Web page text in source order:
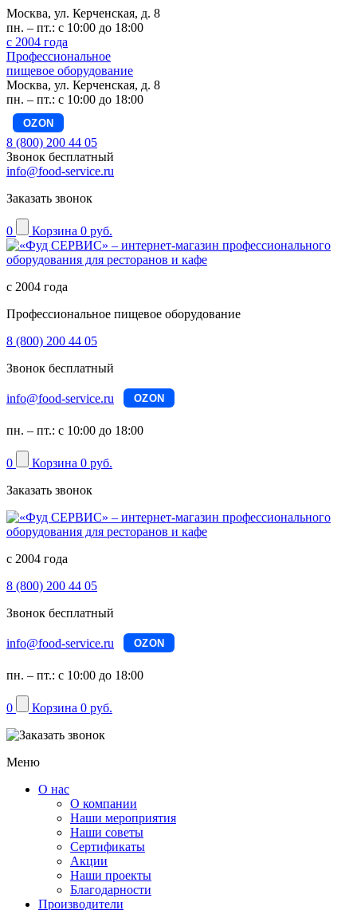
Москва, ул. Керченская, д. 8
пн. – пт.: с 10:00 до 18:00
с 2004 года
Профессиональное
пищевое оборудование
Москва, ул. Керченская, д. 8
пн. – пт.: с 10:00 до 18:00
OZON
8 (800) 200 44 05
Звонок бесплатный
info@food-service.ru
Заказать звонок
0 Корзина 0 руб.
с 2004 года
Профессиональное пищевое оборудование
8 (800) 200 44 05
Звонок бесплатный
info@food-service.ru OZON
пн. – пт.: с 10:00 до 18:00
0 Корзина 0 руб.
Заказать звонок
с 2004 года
8 (800) 200 44 05
Звонок бесплатный
info@food-service.ru OZON
пн. – пт.: с 10:00 до 18:00
0 Корзина 0 руб.
Меню
О нас
О компании
Наши мероприятия
Наши советы
Сертификаты
Акции
Наши проекты
Благодарности
Производители